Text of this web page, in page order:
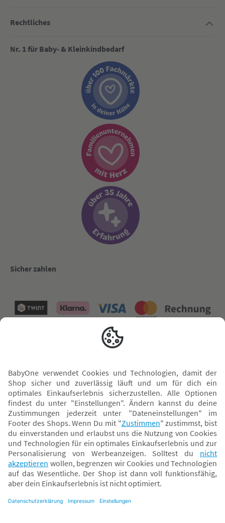
Rechtliches
Nr. 1 für Baby- & Kleinkindbedarf
Sicher zahlen
* Alle Preise inkl. MwSt. und ggf. zzgl.Versandkosten. Der dargestellte Preis gilt -
abhängig von der von dir gewählten Option - im BabyOne-Onlineshop oder bei
Abholung in dem von dir gewählten BabyOne-Franchise-Betrieb. Der für den
Onlineshop geltende Preis stellt bei einem Verkauf durch unsere Franchise-
Nehmer eine unverbindliche Preisempfehlung dar. Der Verkaufspreis der
Franchise-Nehmer im Rahmen der Option „Reservieren und Abholen“ kann
Versandzeiten gelten nur bei Bezahlung mit einer der folgenden Zahlarten: